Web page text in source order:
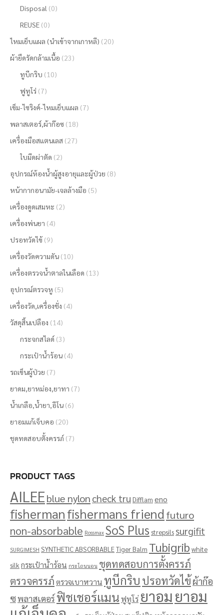
Disposal (0)
REUSE (0)
ไหมเย็บแผล (นำเข้าจากเกาหลี) (20)
ผ้ายืดรัดกล้ามเนื้อ (23)
ทูบีกริบ (10)
ฟูทูโร่ (7)
เข็ม-ไซริงค์-ไหมเย็บแผล (7)
พลาสเตอร์,ผ้าก๊อซ (18)
เครื่องมือสแตนเลส (27)
ใบมีดผ่าตัด (2)
อุปกรณ์ห้องน้ำผู้สูงอายุและผู้ป่วย (8)
หน้ากากอนามัย-เจลล้างมือ (5)
เครื่องดูดเสมหะ (2)
เครื่องพ่นยา (4)
ปรอทวัดไข้ (9)
เครื่องวัดความดัน (10)
เครื่องตรวจน้ำตาลในเลือด (13)
อุปกรณ์ตรวจหู (5)
เครื่องวัด,เครื่องชั่ง (4)
วัสดุสิ้นเปลือง (14)
กระจกสไลด์ (3)
กระเป๋าน้ำร้อน (4)
รถเข็นผู้ป่วย (7)
ยาดม,ยาหม่อง,ยาทา (7)
น้ำเกลือ,น้ำยา,อีโน (6)
ยาอมแก้เจ็บคอ (20)
ชุดทดสอบตั้งครรภ์ (7)
PRODUCT TAGS
AILEEblue nylon check tru Difflam eno
fishermanfishermans friend futuro
non-absorbable Rossmax SoS Plus strepsils surgifit
SURGIMESH SYNTHETIC ABSORBABLETiger Balm Tubigrib white
silk กระเป๋าน้ำร้อน กระโถนนอน ชุดทดสอบการตั้งครรภ์
ตรวจครรภ์ตรวจเบาหวาน ทูบีกริบ ปรอทวัดไข้ผ้าก๊อ
ซพลาสเตอร์ฟิชเชอร์แมนฟูทูโร่ ยาอมยาอม